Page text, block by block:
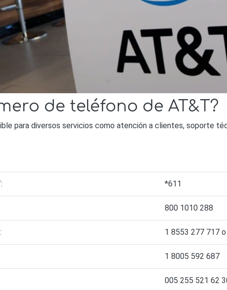
de teléfono de AT&T?
para diversos servicios como atención a clientes, soporte
: *611
800 1010 288
: 1 8553 277 717
1 8005 592 687
005 255 521 62